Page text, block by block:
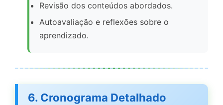
Revisão dos conteúdos abordados.
Autoavaliação e reflexões sobre o
aprendizado.
6. Cronograma Detalhado